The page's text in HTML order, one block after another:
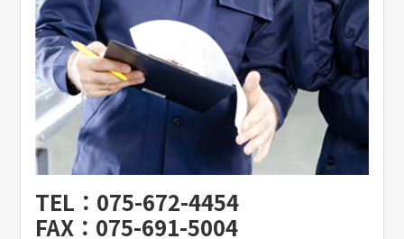
TEL：075-672-4454
FAX：075-691-5004